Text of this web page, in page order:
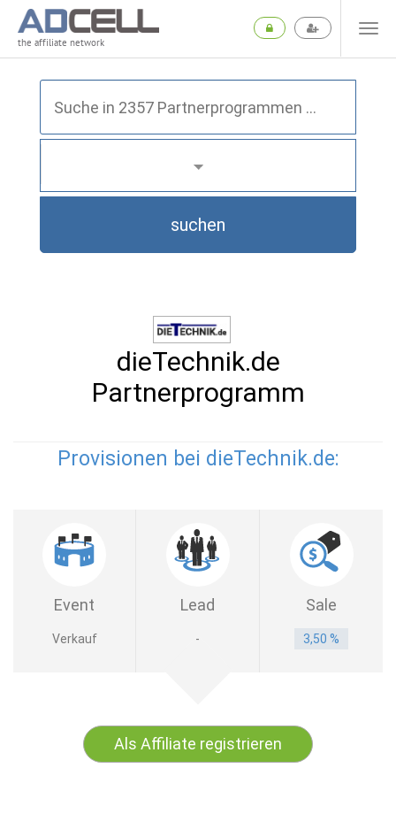
the affiliate network
suchen
dieTechnik.de
Partnerprogramm
Provisionen bei dieTechnik.de:
Event Lead Sale
Verkauf - 3,50 %
Als Affiliate registrieren